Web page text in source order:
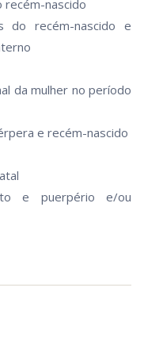
recém-nascido
do recém-nascido e
da mulher no período
e recém-nascido
e puerpério e/ou